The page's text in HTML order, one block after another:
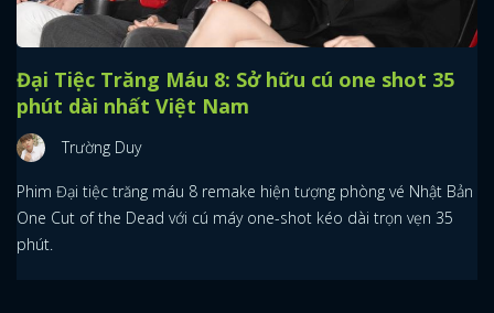
Đại Tiệc Trăng Máu 8: Sở hữu cú one shot 35
phút dài nhất Việt Nam
Trường Duy
Phim Đại tiệc trăng máu 8 remake hiện tượng phòng vé Nhật Bản
One Cut of the Dead với cú máy one-shot kéo dài trọn vẹn 35
phút.